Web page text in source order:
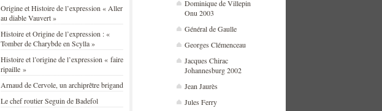
Dominique de Villepin
Onu 2003
Général de Gaulle
Georges Clémenceau
Jacques Chirac
Johannesburg 2002
Jean Jaurès
Jules Ferry
Origine et Histoire de l’expression « Aller
au diable Vauvert »
Histoire et Origine de l’expression : «
Tomber de Charybde en Scylla »
Histoire et l’origine de l’expression « faire
ripaille »
Arnaud de Cervole, un archiprêtre brigand
Le chef routier Seguin de Badefol